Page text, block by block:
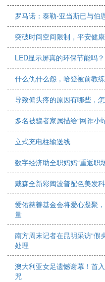
罗马诺：泰勒-亚当斯已与伯
突破时间空间限制，平安健
LED显示屏真的环保节能吗？
什么仇什么怨，哈登被前教
导致偏头疼的原因有哪些，
多名被骗者家属描绘“网诈小
立式充电柱输送线
数字经济助全职妈妈“重返职
戴森全新彩陶波普配色美发
爱佑慈善基金会将爱心凝聚
量
南方周末记者在昆明采访“假
处理
澳大利亚女足遗憾谢幕！首
咒